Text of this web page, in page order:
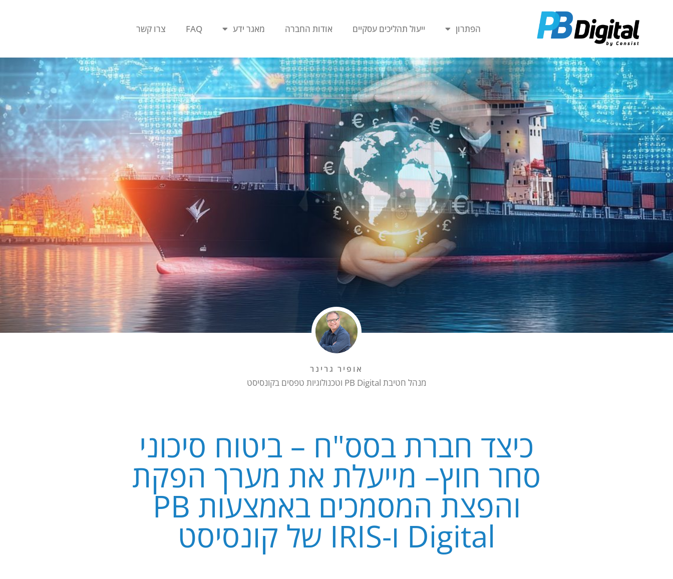
חברת
בסס"ח
-
ביטוח
סיכוני
סחר
חוץ–
מייעלת
את
מערך
הפקת
והפצת
המסמכים
באמצעות
PB
Digital
ו-
IRIS
של
הפתרון ייעול תהליכים עסקיים אודות החברה מאגר ידע FAQ צרו קשר
אופיר גרינר
מנהל חטיבת PB Digital וטכנולוגיות טפסים בקונסיסט
כיצד חברת בסס"ח – ביטוח סיכוני
סחר חוץ– מייעלת את מערך הפקת
והפצת המסמכים באמצעות PB
Digital ו-IRIS של קונסיסט